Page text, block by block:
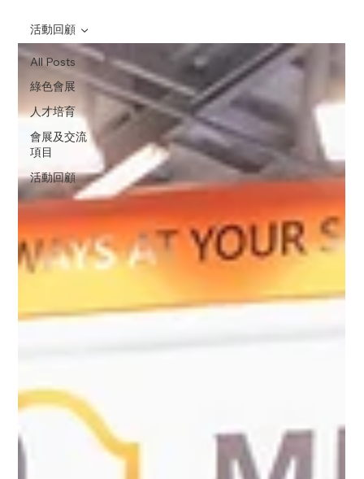
All Posts
綠色會展
人才培育
會展及交流
項目
活動回顧
活動回顧